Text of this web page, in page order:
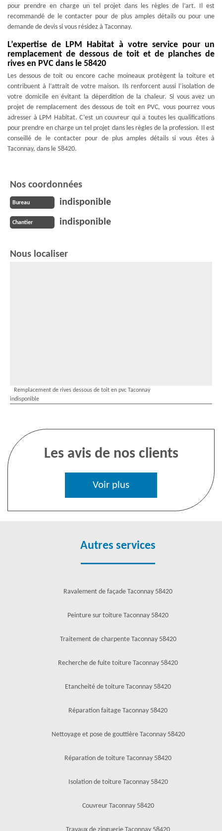
pour prendre en charge un tel projet dans les règles de l’art. Il est
recommandé de le contacter pour de plus amples détails ou pour une
demande de devis si vous résidez à Taconnay.
L’expertise de LPM Habitat à votre service pour un
remplacement de dessous de toit et de planches de
rives en PVC dans le 58420
Les dessous de toit ou encore cache moineaux protègent la toiture et
contribuent à l’attrait de votre maison. Ils renforcent aussi l’isolation de
votre domicile en évitant la déperdition de la chaleur. Si vous avez un
projet de remplacement des dessous de toit en PVC, vous pourrez vous
adresser à LPM Habitat. C’est un couvreur qui a toutes les qualifications
pour prendre en charge un tel projet dans les règles de la profession. Il est
conseillé de le contacter pour de plus amples détails si vous êtes à
Taconnay, dans le 58420.
Nos coordonnées
Bureau indisponible
Chantier indisponible
Nous localiser
Remplacement de rives dessous de toit en pvc Taconnay
indisponible
Les avis de nos clients
Voir plus
Autres services
Ravalement de façade Taconnay 58420
Peinture sur toiture Taconnay 58420
Traitement de charpente Taconnay 58420
Recherche de fuite toiture Taconnay 58420
Etancheité de toiture Taconnay 58420
Réparation faitage Taconnay 58420
Nettoyage et pose de gouttière Taconnay 58420
Réparation de toiture Taconnay 58420
Isolation de toiture Taconnay 58420
Couvreur Taconnay 58420